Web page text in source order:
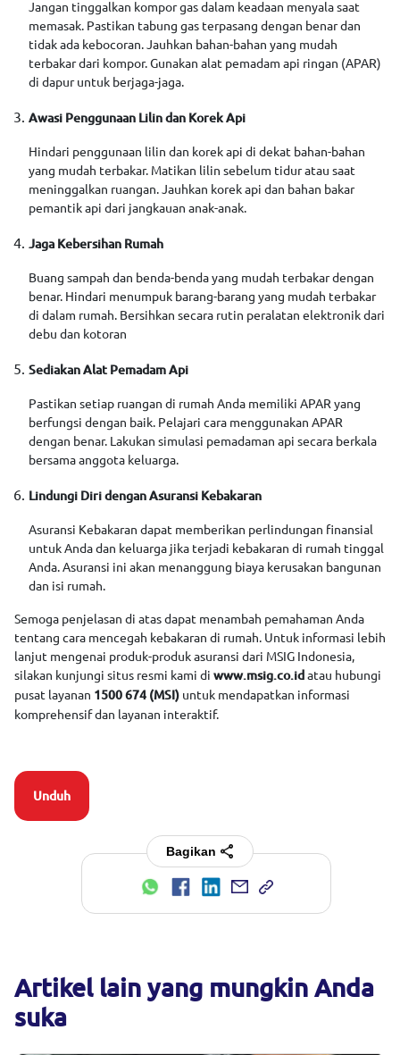
Jangan tinggalkan kompor gas dalam keadaan menyala saat
memasak. Pastikan tabung gas terpasang dengan benar dan
tidak ada kebocoran. Jauhkan bahan-bahan yang mudah
terbakar dari kompor. Gunakan alat pemadam api ringan (APAR)
di dapur untuk berjaga-jaga.
Awasi Penggunaan Lilin dan Korek Api
Hindari penggunaan lilin dan korek api di dekat bahan-bahan
yang mudah terbakar. Matikan lilin sebelum tidur atau saat
meninggalkan ruangan. Jauhkan korek api dan bahan bakar
pemantik api dari jangkauan anak-anak.
Jaga Kebersihan Rumah
Buang sampah dan benda-benda yang mudah terbakar dengan
benar. Hindari menumpuk barang-barang yang mudah terbakar
di dalam rumah. Bersihkan secara rutin peralatan elektronik dari
debu dan kotoran
Sediakan Alat Pemadam Api
Pastikan setiap ruangan di rumah Anda memiliki APAR yang
berfungsi dengan baik. Pelajari cara menggunakan APAR
dengan benar. Lakukan simulasi pemadaman api secara berkala
bersama anggota keluarga.
Lindungi Diri dengan Asuransi Kebakaran
Asuransi Kebakaran dapat memberikan perlindungan finansial
untuk Anda dan keluarga jika terjadi kebakaran di rumah tinggal
Anda. Asuransi ini akan menanggung biaya kerusakan bangunan
dan isi rumah.
Semoga penjelasan di atas dapat menambah pemahaman Anda
tentang cara mencegah kebakaran di rumah. Untuk informasi lebih
lanjut mengenai produk-produk asuransi dari MSIG Indonesia,
silakan kunjungi situs resmi kami di www.msig.co.id atau hubungi
pusat layanan 1500 674 (MSI) untuk mendapatkan informasi
komprehensif dan layanan interaktif.
Unduh
Bagikan
Artikel lain yang mungkin Anda
suka